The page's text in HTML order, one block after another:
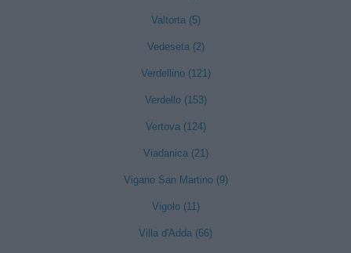
Valtorta (5)
Vedeseta (2)
Verdellino (121)
Verdello (153)
Vertova (124)
Viadanica (21)
Vigano San Martino (9)
Vigolo (11)
Villa d'Adda (66)